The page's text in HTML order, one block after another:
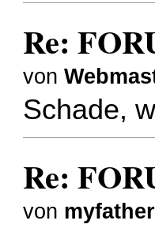
Re:
von
Schade,
Re:
von